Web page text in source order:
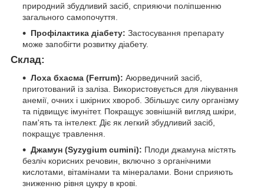
природний збудливий засіб, сприяючи поліпшенню
загального самопочуття.
Профілактика діабету: Застосування препарату
може запобігти розвитку діабету.
Склад:
Лоха бхасма (Ferrum): Аюрведичний засіб,
приготований із заліза. Використовується для лікування
анемії, очних і шкірних хвороб. Збільшує силу організму
та підвищує імунітет. Покращує зовнішній вигляд шкіри,
пам'ять та інтелект. Діє як легкий збудливий засіб,
покращує травлення.
Джамун (Syzygium cumini): Плоди джамуна містять
безліч корисних речовин, включно з органічними
кислотами, вітамінами та мінералами. Вони сприяють
зниженню рівня цукру в крові.